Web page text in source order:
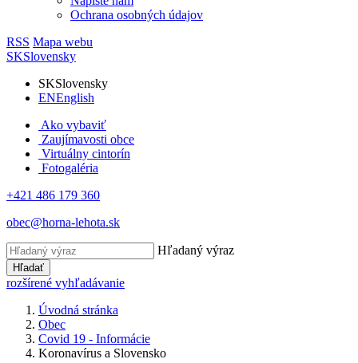
Ochrana osobných údajov
RSS Mapa webu
SKSlovensky
SKSlovensky
ENEnglish
Ako vybaviť
Zaujímavosti obce
Virtuálny cintorín
Fotogaléria
+421 486 179 360
obec@horna-lehota.sk
Hľadaný výraz
Hľadať
rozšírené vyhľadávanie
Úvodná stránka
Obec
Covid 19 - Informácie
Koronavírus a Slovensko